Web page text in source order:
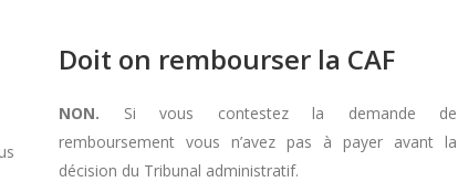
Doit on rembourser la CAF
NON. Si vous contestez la demande de
remboursement vous n’avez pas à payer avant la
décision du Tribunal administratif.